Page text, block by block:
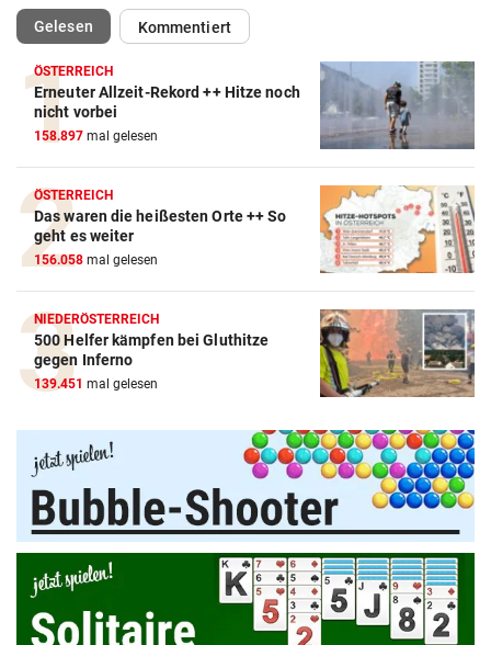
Gelesen(ausgewählt)Kommentiert
ÖSTERREICH
Erneuter Allzeit-Rekord ++ Hitze noch
nicht vorbei
158.897 mal gelesen
ÖSTERREICH
Das waren die heißesten Orte ++ So
geht es weiter
156.058 mal gelesen
NIEDERÖSTERREICH
500 Helfer kämpfen bei Gluthitze
gegen Inferno
139.451 mal gelesen
Amazon-Kindle Vergleich
ZUM VERGLEICH
Apple-iPad Vergleich
ZUM VERGLEICH
Apple-iPhone Vergleich
ZUM VERGLEICH
Apple Macbook Vergleich
ZUM VERGLEICH